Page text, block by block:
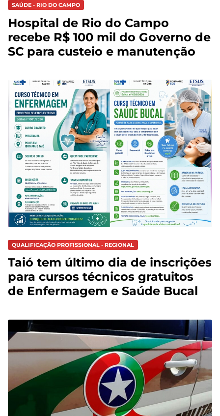
SAÚDE - RIO DO CAMPO
Hospital de Rio do Campo
recebe R$ 100 mil do Governo de
SC para custeio e manutenção
QUALIFICAÇÃO PROFISSIONAL - REGIONAL
Taió tem último dia de inscrições
para cursos técnicos gratuitos
de Enfermagem e Saúde Bucal